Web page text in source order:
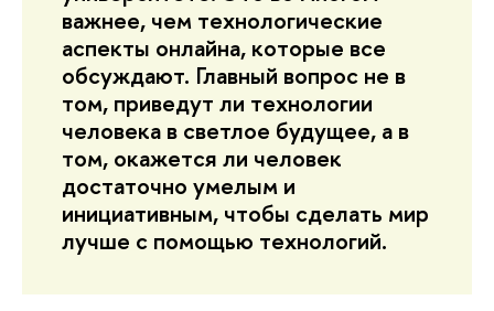
важнее, чем технологические
аспекты онлайна, которые все
обсуждают. Главный вопрос не в
том, приведут ли технологии
человека в светлое будущее, а в
том, окажется ли человек
достаточно умелым и
инициативным, чтобы сделать мир
лучше с помощью технологий.